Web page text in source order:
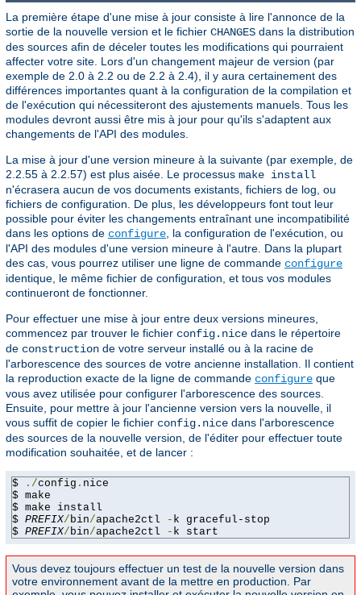
La première étape d'une mise à jour consiste à lire l'annonce de la
sortie de la nouvelle version et le fichier CHANGES dans la distribution
des sources afin de déceler toutes les modifications qui pourraient
affecter votre site. Lors d'un changement majeur de version (par
exemple de 2.0 à 2.2 ou de 2.2 à 2.4), il y aura certainement des
différences importantes quant à la configuration de la compilation et
de l'exécution qui nécessiteront des ajustements manuels. Tous les
modules devront aussi être mis à jour pour qu'ils s'adaptent aux
changements de l'API des modules.
La mise à jour d'une version mineure à la suivante (par exemple, de
2.2.55 à 2.2.57) est plus aisée. Le processus make install
n'écrasera aucun de vos documents existants, fichiers de log, ou
fichiers de configuration. De plus, les développeurs font tout leur
possible pour éviter les changements entraînant une incompatibilité
dans les options de configure , la configuration de l'exécution, ou
l'API des modules d'une version mineure à l'autre. Dans la plupart
des cas, vous pourrez utiliser une ligne de commande configure
identique, le même fichier de configuration, et tous vos modules
continueront de fonctionner.
Pour effectuer une mise à jour entre deux versions mineures,
commencez par trouver le fichier config.nice dans le répertoire
de construction de votre serveur installé ou à la racine de
l'arborescence des sources de votre ancienne installation. Il contient
la reproduction exacte de la ligne de commande configure que
vous avez utilisée pour configurer l'arborescence des sources.
Ensuite, pour mettre à jour l'ancienne version vers la nouvelle, il
vous suffit de copier le fichier config.nice dans l'arborescence
des sources de la nouvelle version, de l'éditer pour effectuer toute
modification souhaitée, et de lancer :
$ ./config . nice
$ make
$ make install
$ PREFIX/ bin/apache2ctl - k graceful-stop
$ PREFIX/ bin/apache2ctl - k start
Vous devez toujours effectuer un test de la nouvelle version dans
votre environnement avant de la mettre en production. Par